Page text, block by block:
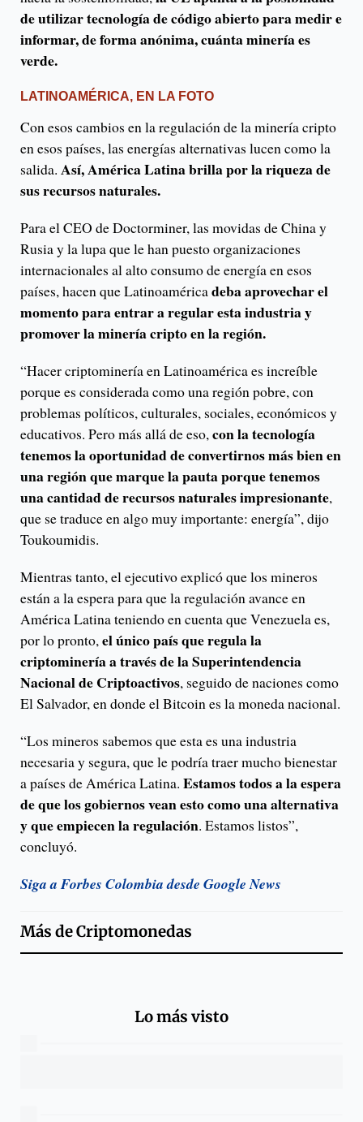
de utilizar tecnología de código abierto para medir e
informar, de forma anónima, cuánta minería es
verde.
LATINOAMÉRICA, EN LA FOTO
Con esos cambios en la regulación de la minería cripto
en esos países, las energías alternativas lucen como la
salida. Así, América Latina brilla por la riqueza de
sus recursos naturales.
Para el CEO de Doctorminer, las movidas de China y
Rusia y la lupa que le han puesto organizaciones
internacionales al alto consumo de energía en esos
países, hacen que Latinoaméricadeba aprovechar el
momento para entrar a regular esta industria y
promover la minería cripto en la región.
“Hacer criptominería en Latinoamérica es increíble
porque es considerada como una región pobre, con
problemas políticos, culturales, sociales, económicos y
educativos. Pero más allá de eso,con la tecnología
tenemos la oportunidad de convertirnos más bien en
una región que marque la pauta porque tenemos
una cantidad de recursos naturales impresionante,
que se traduce en algo muy importante: energía”, dijo
Toukoumidis.
Mientras tanto, el ejecutivo explicó que los mineros
están a la espera para que la regulación avance en
América Latina teniendo en cuenta que Venezuela es,
por lo pronto,el único país que regula la
criptominería a través de la Superintendencia
Nacional de Criptoactivos, seguido de naciones como
El Salvador, en donde el Bitcoin es la moneda nacional.
“Los mineros sabemos que esta es una industria
necesaria y segura, que le podría traer mucho bienestar
a países de América Latina. Estamos todos a la espera
de que los gobiernos vean esto como una alternativa
y que empiecen la regulación. Estamos listos”,
concluyó.
Siga a Forbes Colombia desde Google News
Más deCriptomonedas
Lo más visto